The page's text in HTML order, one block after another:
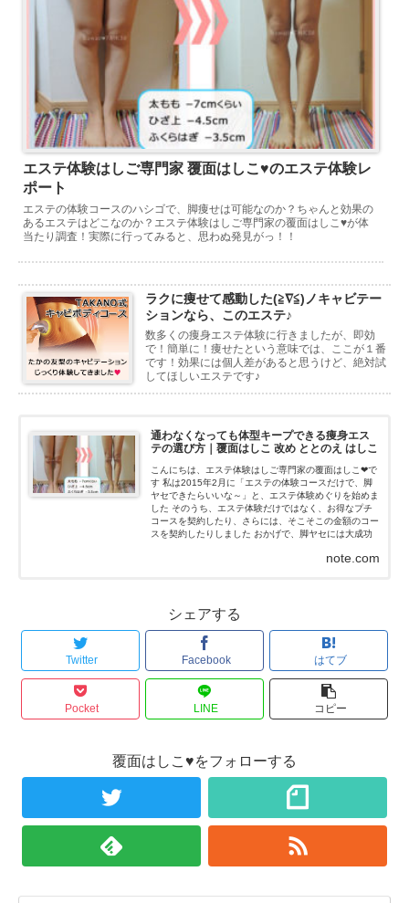
エステ体験はしご専門家 覆面はしこ♥のエステ体験レ
ポート
エステの体験コースのハシゴで、脚痩せは可能なのか？ちゃんと効果の
あるエステはどこなのか？エステ体験はしご専門家の覆面はしこ♥が体
当たり調査！実際に行ってみると、思わぬ発見がっ！！
ラクに痩せて感動した(≧∇≦)ノキャビテー
ションなら、このエステ♪
数多くの痩身エステ体験に行きましたが、即効
で！簡単に！痩せたという意味では、ここが１番
です！効果には個人差があると思うけど、絶対試
してほしいエステです♪
通わなくなっても体型キープできる痩身エス
テの選び方｜覆面はしこ 改め ととのえ はしこ
こんにちは、エステ体験はしご専門家の覆面はしこ❤で
す 私は2015年2月に「エステの体験コースだけで、脚
ヤセできたらいいな～」と、エステ体験めぐりを始めま
した そのうち、エステ体験だけではなく、お得なプチ
コースを契約したり、さらには、そこそこの金額のコー
スを契約したりしました おかげで、脚ヤセには大成功
note.com
シェアする
Twitter Facebook はてブ
Pocket LINE コピー
覆面はしこ♥をフォローする